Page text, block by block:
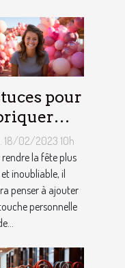
pour
arche de
18/02/2023 10h
la fête plus
inoubliable, il
penser à ajouter
personnelle